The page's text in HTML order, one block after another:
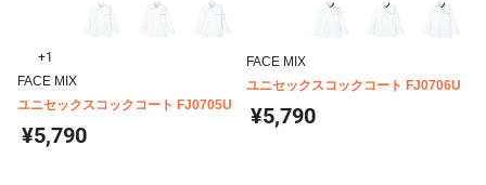
+1
FACE MIX
ユニセックスコックコート FJ0705U
¥5,790
FACE MIX
ユニセックスコックコート FJ0706U
¥5,790